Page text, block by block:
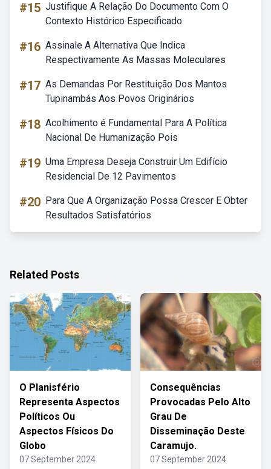
#15 Justifique A Relação Do Documento Com O
Contexto Histórico Especificado
#16 Assinale A Alternativa Que Indica
Respectivamente As Massas Moleculares
#17 As Demandas Por Restituição Dos Mantos
Tupinambás Aos Povos Originários
#18 Acolhimento é Fundamental Para A Política
Nacional De Humanização Pois
#19 Uma Empresa Deseja Construir Um Edifício
Residencial De 12 Pavimentos
#20 Para Que A Organização Possa Crescer E Obter
Resultados Satisfatórios
Related Posts
O Planisfério
Representa Aspectos
Políticos Ou
Aspectos Físicos Do
Globo
07 September 2024
Consequências
Provocadas Pelo Alto
Grau De
Disseminação Deste
Caramujo.
07 September 2024